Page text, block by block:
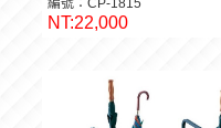
編號：CP-1815
NT:22,000